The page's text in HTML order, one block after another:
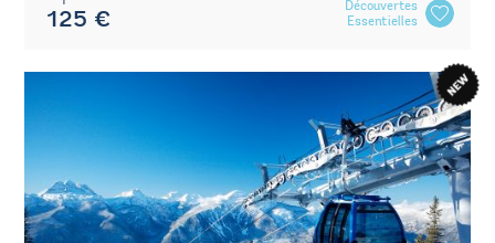
125 €
Découvertes
Essentielles